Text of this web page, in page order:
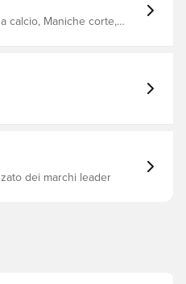
Realizzato al
calcio, Maniche corte,
dei marchi leader